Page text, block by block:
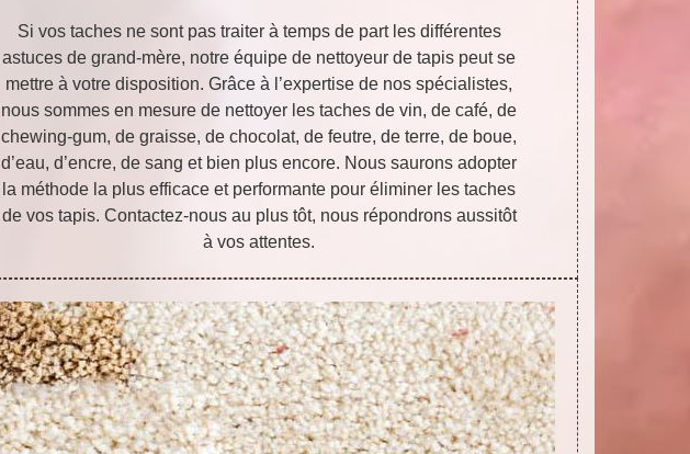
Si vos taches ne sont pas traiter à temps de part les différentes
astuces de grand-mère, notre équipe de nettoyeur de tapis peut se
mettre à votre disposition. Grâce à l’expertise de nos spécialistes,
nous sommes en mesure de nettoyer les taches de vin, de café, de
chewing-gum, de graisse, de chocolat, de feutre, de terre, de boue,
d’eau, d’encre, de sang et bien plus encore. Nous saurons adopter
la méthode la plus efficace et performante pour éliminer les taches
de vos tapis. Contactez-nous au plus tôt, nous répondrons aussitôt
à vos attentes.